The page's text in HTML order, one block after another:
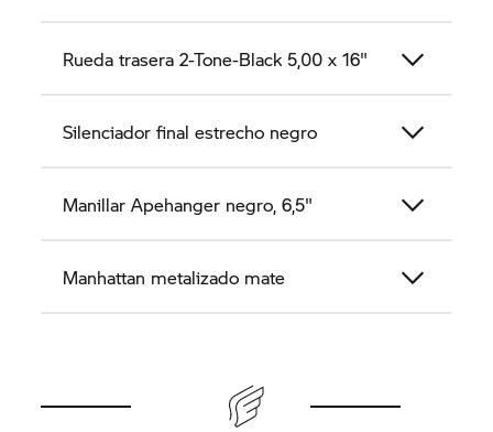
Rueda trasera 2-Tone-Black 5,00 x 16"
Silenciador final estrecho negro
Manillar Apehanger negro, 6,5"
Manhattan metalizado mate